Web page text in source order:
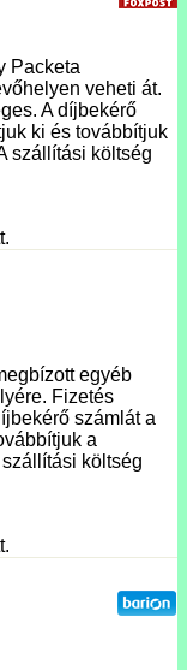
Packeta
veheti át.
A díjbekérő
ki és továbbítjuk
szállítási költség
egyéb
Fizetés
számlát a
a
költség